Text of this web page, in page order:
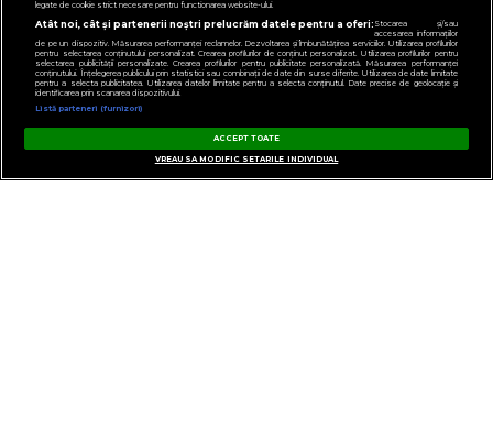
GESTIONAȚI PREFERINȚELE
CONTACT
legate de cookie strict necesare pentru functionarea website-ului.
Atât noi, cât și partenerii noștri prelucrăm datele pentru a oferi: Stocarea și/sau
accesarea informațiilor
de pe un dispozitiv. Măsurarea performanței reclamelor. Dezvoltarea și îmbunătățirea serviciilor. Utilizarea profilurilor
pentru selectarea conținutului personalizat. Crearea profilurilor de conținut personalizat. Utilizarea profilurilor pentru
selectarea publicității personalizate. Crearea profilurilor pentru publicitate personalizată. Măsurarea performanței
conținutului. Înțelegerea publicului prin statistici sau combinații de date din surse diferite. Utilizarea de date limitate
pentru a selecta publicitatea. Utilizarea datelor limitate pentru a selecta conținutul. Date precise de geolocație și
identificarea prin scanarea dispozitivului.
Listă parteneri (furnizori)
ACCEPT TOATE
VREAU SA MODIFIC SETARILE INDIVIDUAL